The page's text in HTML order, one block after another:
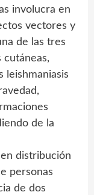
involucra en
vectores y
de las tres
cutáneas,
leishmaniasis
de la
distribución
personas
de dos